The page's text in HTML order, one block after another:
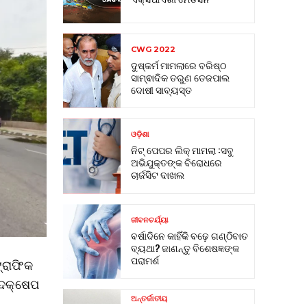
CWG 2022
ଦୁଷ୍କର୍ମ ମାମଲାରେ ବରିଷ୍ଠ
ସାମ୍ଵାଦିକ ତରୁଣ ତେଜପାଲ
ଦୋଷୀ ସାବ୍ୟସ୍ତ
ଓଡ଼ିଶା
ନିଟ୍ ପେପର ଲିକ୍ ମାମଲା :ସବୁ
ଅଭିଯୁକ୍ତଙ୍କ ବିରୋଧରେ
ଚାର୍ଜସିଟ ଦାଖଲ
ଜୀବନଚର୍ଯ୍ୟା
ବର୍ଷାଦିନେ କାହିଁକି ବଢ଼େ ଗଣ୍ଠିବାତ
ବ୍ୟଥା? ଜାଣନ୍ତୁ ବିଶେଷଜ୍ଞଙ୍କ
ପରାମର୍ଶ
ଅନ୍ତର୍ଜାତୀୟ